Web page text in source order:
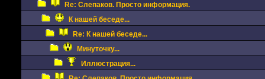
Re: Слепаков. Просто информация.
К нашей беседе...
Re: К нашей беседе...
Минуточку...
Иллюстрация...